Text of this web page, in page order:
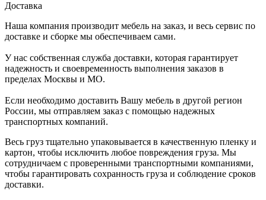
Доставка
Наша компания производит мебель на заказ, и весь сервис по
доставке и сборке мы обеспечиваем сами.
У нас собственная служба доставки, которая гарантирует
надежность и своевременность выполнения заказов в
пределах Москвы и МО.
Если необходимо доставить Вашу мебель в другой регион
России, мы отправляем заказ с помощью надежных
транспортных компаний.
Весь груз тщательно упаковывается в качественную пленку и
картон, чтобы исключить любое повреждения груза. Мы
сотрудничаем с проверенными транспортными компаниями,
чтобы гарантировать сохранность груза и соблюдение сроков
доставки.